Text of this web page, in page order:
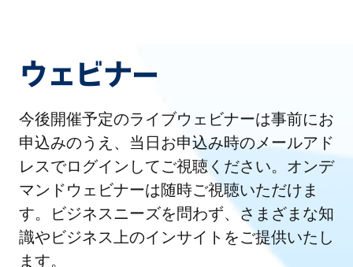
ウェビナー
今後開催予定のライブウェビナーは事前にお
申込みのうえ、当日お申込み時のメールアド
レスでログインしてご視聴ください。オンデ
マンドウェビナーは随時ご視聴いただけま
す。ビジネスニーズを問わず、さまざまな知
識やビジネス上のインサイトをご提供いたし
ます。